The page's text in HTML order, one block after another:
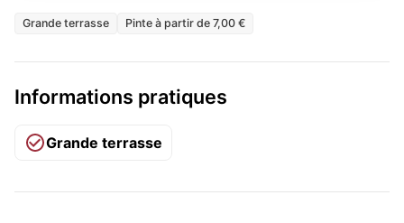
Grande terrasse Pinte à partir de 7,00 €
Informations pratiques
Grande terrasse